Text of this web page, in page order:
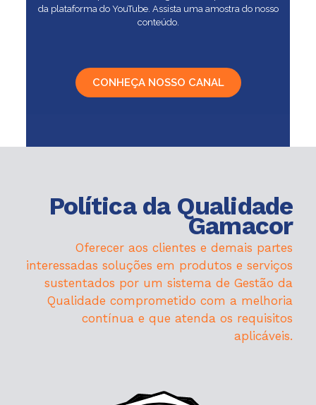
da plataforma do YouTube. Assista uma amostra do nosso
conteúdo.
CONHEÇA NOSSO CANAL
Política da Qualidade
Gamacor
Oferecer aos clientes e demais partes
interessadas soluções em produtos e serviços
sustentados por um sistema de Gestão da
Qualidade comprometido com a melhoria
contínua e que atenda os requisitos
aplicáveis.